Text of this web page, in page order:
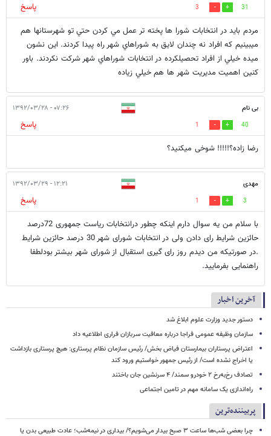
31
3
پاسخ
مردم بايد در انتخابات شورا ها پخته تر عمل مي كردن حتي تو شهرستانها هم
ميبينيم كه افراد نه چندان لايق به شوراهاي شهر راه پيدا كردند. اين نشون
ميده خيلي از افراد تحصيلكرده در انتخابات شوراهاي شهر شركت نكردند. باور
كنين اهميت مديريت شهر ها هم خيلي زياده
بی نام ۰۷:۲۶ - ۱۳۹۲/۰۳/۲۸
40
1
پاسخ
رضا زاده؟!!!!! شوخی میکنید؟
مهدی ۱۲:۲۱ - ۱۳۹۲/۰۳/۲۹
3
1
پاسخ
با سلام من یه سوال دارم اینکه چطور درانتخابات ریاست جمهوری 72درصد
حائزین شرایط رای دادن ولی در انتخابات شورای شهر 30 درصد حائزین شرایط
.در صورتیکه من دیدم روز رای گیری استقبال از شورای شهر بیشتر بودلطفا
راهنمایی بفرمایید.
آخرین اخبار
دستور جدید وزارت علوم ابلاغ شد
سازمان وظیفه عمومی فراجا درباره معافیت سربازان فراری اطلاعیه داد
اعتراض پرستاران بیمارستان فیاض بخش/ رئیس سازمان نظام پرستاری: هیچ پرستاری بازداشت
یا اخراج نشده است/ از رئیس جمهور خواستیم ورود کند
تصادف رخ‌به‌رخ ۲ خودرو سمند/ ۴ سرنشین جان باختند
راه‌اندازی یک سامانه مهم در تامین اجتماعی
پربیننده‌ترین
چرا بعضی شب‌ها ساعت ۳ صبح بیدار می‌شویم؟/ بیداری در نیمه‌شب؛ عادت طبیعی بدن یا